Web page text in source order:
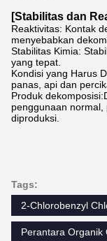
[Stabilitas dan
Reaktivitas: Kontak
menyebabkan
Stabilitas Kimia:
yang tepat.
Kondisi yang Harus
panas, api dan
Produk
penggunaan
diproduksi.
Tags:
2-Chlorobenzyl
Perantara Organik